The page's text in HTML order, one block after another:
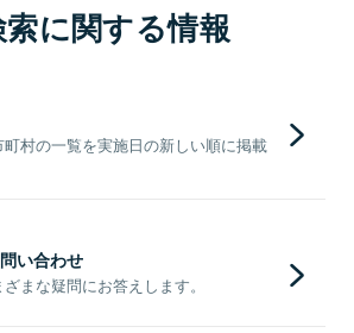
に関する情報
村の一覧を実施日の新しい順に掲載
い合わせ
まな疑問にお答えします。